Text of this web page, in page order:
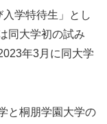
学特待生」とし
同大学初の試み
年3月に同大学
と桐朋学園大学の